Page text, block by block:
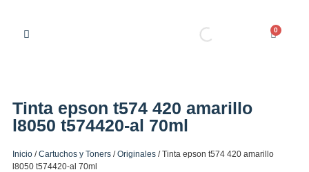
0
Tinta epson t574 420 amarillo
l8050 t574420-al 70ml
Inicio /Cartuchos y Toners /Originales / Tinta epson t574 420 amarillo
l8050 t574420-al 70ml